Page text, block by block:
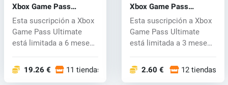
Xbox Game Pass
Ultimate Key 6 meses
Esta suscripción a Xbox
Game Pass Ultimate
está limitada a 6 meses.
19.26 € 11 tiendas
Xbox Game Pass
Ultimate Key 3 meses
Esta suscripción a Xbox
Game Pass Ultimate
está limitada a 3 meses.
2.60 € 12 tiendas